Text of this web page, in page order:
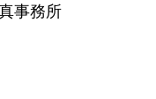
事務所